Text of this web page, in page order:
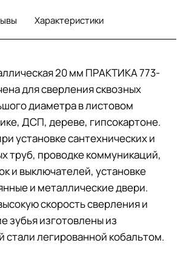
Характеристики
20 мм ПРАКТИКА 773-
для сверления сквозных
диаметра в листовом
ДСП, дереве, гипсокартоне.
установке сантехнических и
труб, проводке коммуникаций,
и выключателей, установке
и металлические двери.
скорость сверления и
зубья изготовлены из
легированной кобальтом.